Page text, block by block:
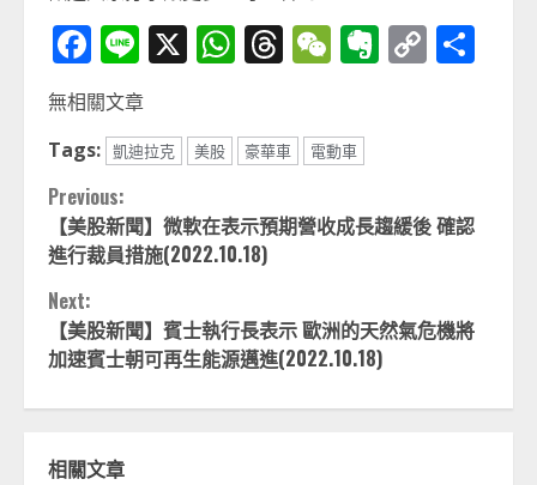
Facebook
Line
X WhatsApp
Threads
WeChat
Evernote
Copy
無相關文章
Tags: 凱迪拉克 美股 豪華車 電動車
Continue
Reading
Previous:
【美股新聞】微軟在表示預期營收成長趨緩後 確認
進行裁員措施(2022.10.18)
Next:
【美股新聞】賓士執行長表示 歐洲的天然氣危機將
加速賓士朝可再生能源邁進(2022.10.18)
相關文章